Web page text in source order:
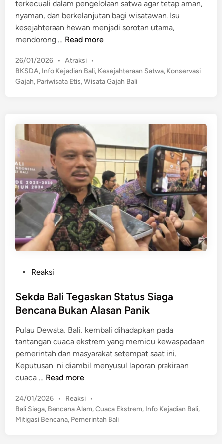
H
o
t
D
b
k
A
j
a
k
3
W
a
r
T
h
e
e
s
o
n
terkecuali dalam pengelolaan satwa agar tetap aman,
nyaman, dan berkelanjutan bagi wisatawan. Isu
kesejahteraan hewan menjadi sorotan utama,
mendorong … B
S
D
A
l
i
P
a
t
a
u
M
a
s
o
k
A
k
i
t
a
Read more
26/01/2026 • P
o
s
i
n
Atraksi •
BKSDA, Info Kejadian Bali, Kesejahteraan Satwa, Konservasi
Gajah, Pariwisata Etis,Wisata Gajah Bali
s
t
d
i
n
Reaksi
Sekda Bali Tegaskan Status Siaga
Bencana Bukan Alasan Panik
Pulau Dewata, Bali, kembali dihadapkan pada
tantangan cuaca ekstrem yang memicu kewaspadaan
pemerintah dan masyarakat setempat saat ini.
Keputusan ini diambil menyusul laporan prakiraan
cuaca … S
k
d
a
Read more
24/01/2026 •
P
o
s
Reaksi •
Bali Siaga, Bencana Alam,Cuaca Ekstrem, Info Kejadian Bali,
Mitigasi Bencana, Pemerintah Bali